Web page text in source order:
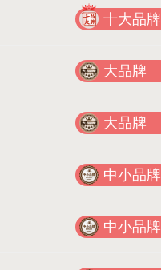
十大品牌
大品牌
大品牌
中小品牌
中小品牌